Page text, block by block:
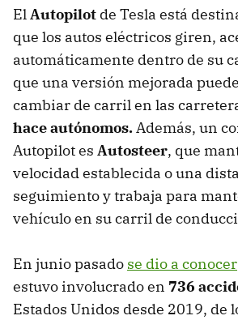
ElAutopilot de Tesla está
que los autos eléctricos giren,
automáticamente dentro de su
que una versión mejorada
cambiar de carril en las
hace autónomos.Además, un
Autopilot es Autosteer, que
velocidad establecida o una
seguimiento y trabaja para
vehículo en su carril de
En junio pasado se dio a conocer
estuvo involucrado en 736
Estados Unidos desde 2019, de